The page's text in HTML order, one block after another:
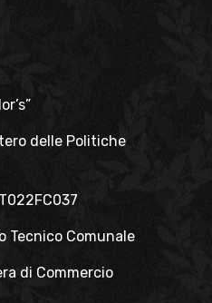
delle Politiche
Tecnico Comunale
di Commercio